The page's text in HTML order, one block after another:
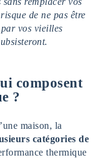
de ne pas être
vos vieilles
composent
?
maison, la
catégories de
thermique